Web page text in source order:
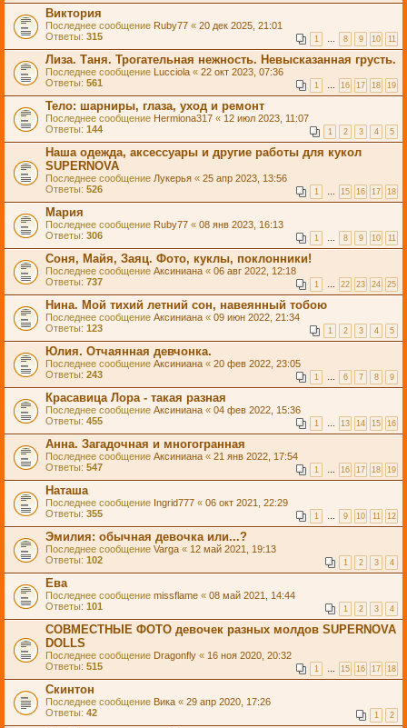
Виктория
Последнее сообщение Ruby77 « 20 дек 2025, 21:01
Ответы: 315 1 … 8 9 10 11
Лиза. Таня. Трогательная нежность. Невысказанная грусть.
Последнее сообщение Lucciola « 22 окт 2023, 07:36
Ответы: 561 1 … 16 17 18 19
Тело: шарниры, глаза, уход и ремонт
Последнее сообщение Hermiona317 « 12 июл 2023, 11:07
Ответы: 144 1 2 3 4 5
Наша одежда, аксессуары и другие работы для кукол
SUPERNOVA
Последнее сообщение Лукерья « 25 апр 2023, 13:56
Ответы: 526 1 … 15 16 17 18
Мария
Последнее сообщение Ruby77 « 08 янв 2023, 16:13
Ответы: 306 1 … 8 9 10 11
Соня, Майя, Заяц. Фото, куклы, поклонники!
Последнее сообщение Аксиниана « 06 авг 2022, 12:18
Ответы: 737 1 … 22 23 24 25
Нина. Мой тихий летний сон, навеянный тобою
Последнее сообщение Аксиниана « 09 июн 2022, 21:34
Ответы: 123 1 2 3 4 5
Юлия. Отчаянная девчонка.
Последнее сообщение Аксиниана « 20 фев 2022, 23:05
Ответы: 243 1 … 6 7 8 9
Красавица Лора - такая разная
Последнее сообщение Аксиниана « 04 фев 2022, 15:36
Ответы: 455 1 … 13 14 15 16
Анна. Загадочная и многогранная
Последнее сообщение Аксиниана « 21 янв 2022, 17:54
Ответы: 547 1 … 16 17 18 19
Наташа
Последнее сообщение Ingrid777 « 06 окт 2021, 22:29
Ответы: 355 1 … 9 10 11 12
Эмилия: обычная девочка или...?
Последнее сообщение Varga « 12 май 2021, 19:13
Ответы: 102 1 2 3 4
Ева
Последнее сообщение missflame « 08 май 2021, 14:44
Ответы: 101 1 2 3 4
СОВМЕСТНЫЕ ФОТО девочек разных молдов SUPERNOVA
DOLLS
Последнее сообщение Dragonfly « 16 ноя 2020, 20:32
Ответы: 515 1 … 15 16 17 18
Скинтон
Последнее сообщение Вика « 29 апр 2020, 17:26
Ответы: 42 1 2